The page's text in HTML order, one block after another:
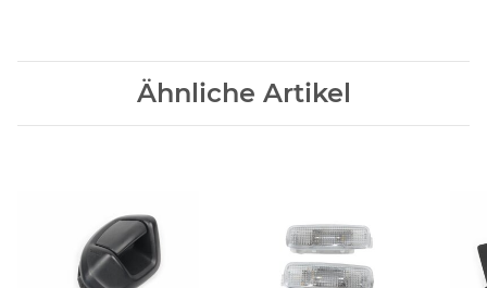
Ähnliche Artikel